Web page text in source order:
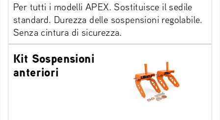
Per tutti i modelli APEX. Sostituisce il sedile
standard. Durezza delle sospensioni regolabile.
Senza cintura di sicurezza.
Kit Sospensioni
anteriori